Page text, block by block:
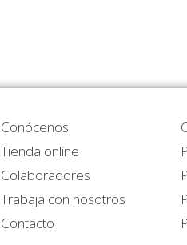
Conócenos
Tienda online
Colaboradores
Trabaja con nosotros
Contacto